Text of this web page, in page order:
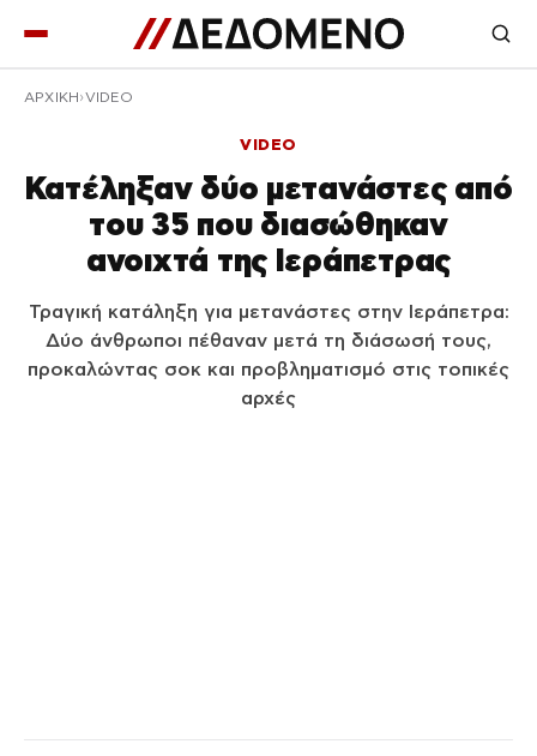
ΑΡΧΙΚΉ VIDEO
VIDEO
Κατέληξαν δύο μετανάστες από
του 35 που διασώθηκαν
ανοιχτά της Ιεράπετρας
Τραγική κατάληξη για μετανάστες στην Ιεράπετρα:
Δύο άνθρωποι πέθαναν μετά τη διάσωσή τους,
προκαλώντας σοκ και προβληματισμό στις τοπικές
αρχές